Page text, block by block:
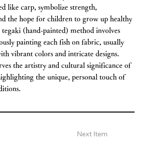
like carp, symbolize strength,
the hope for children to grow up healthy
(hand-painted) method involves
painting each fish on fabric, usually
vibrant colors and intricate designs.
the artistry and cultural significance of
the unique, personal touch of
Next Item